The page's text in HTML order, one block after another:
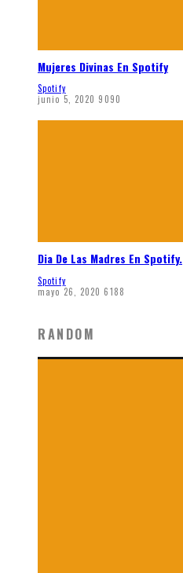
Mujeres Divinas En Spotify
Spotify
junio 5, 2020 9090
Dia De Las Madres En Spotify.
Spotify
mayo 26, 2020 6188
RANDOM